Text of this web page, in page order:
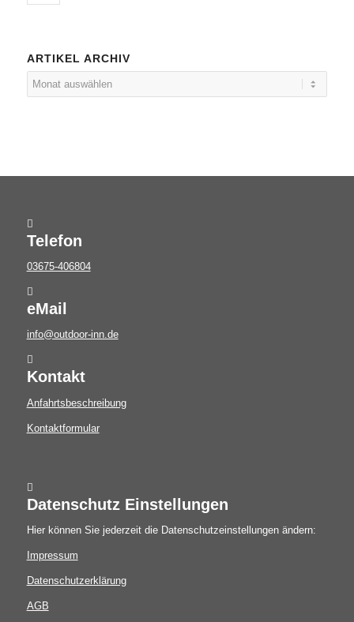
ARTIKEL ARCHIV
Telefon
03675-406804
eMail
info@outdoor-inn.de
Kontakt
Anfahrtsbeschreibung
Kontaktformular
Datenschutz Einstellungen
Hier können Sie jederzeit die Datenschutzeinstellungen ändern:
Impressum
Datenschutzerklärung
AGB